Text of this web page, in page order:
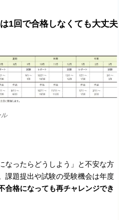
1回で合格しなくても大丈夫
なったらどうしよう」と不安な方
課題提出や試験の受験機会は年度
合格になっても再チャレンジでき